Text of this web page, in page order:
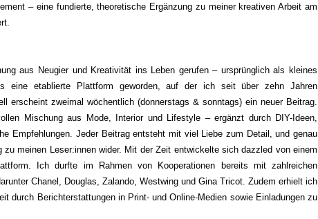
– eine fundierte, theoretische Ergänzung zu meiner kreativen Arbeit am
aus Neugier und Kreativität ins Leben gerufen – ursprünglich als kleines
eine etablierte Plattform geworden, auf der ich seit über zehn Jahren
erscheint zweimal wöchentlich (donnerstags & sonntags) ein neuer Beitrag.
Mischung aus Mode, Interior und Lifestyle – ergänzt durch DIY-Ideen,
Empfehlungen. Jeder Beitrag entsteht mit viel Liebe zum Detail, und genau
meinen Leser:innen wider. Mit der Zeit entwickelte sich dazzled von einem
Ich durfte im Rahmen von Kooperationen bereits mit zahlreichen
Chanel, Douglas, Zalando, Westwing und Gina Tricot. Zudem erhielt ich
durch Berichterstattungen in Print- und Online-Medien sowie Einladungen zu